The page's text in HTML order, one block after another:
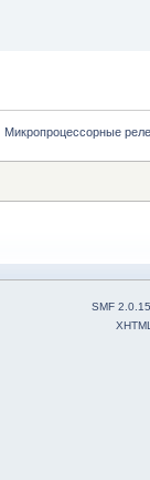
Микропроцессорные реле
SMF 2.0.15